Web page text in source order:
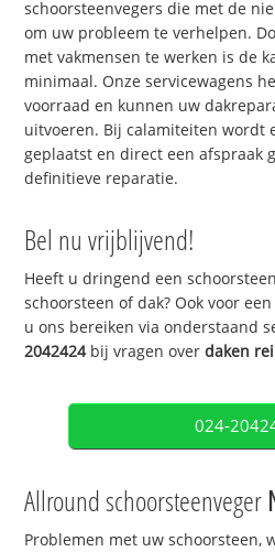
schoorsteenvegers die met de
om uw probleem te verhelpen.
met vakmensen te werken is de
minimaal. Onze servicewagens
voorraad en kunnen uw
uitvoeren. Bij calamiteiten wordt
geplaatst en direct een afspraak
definitieve reparatie.
Bel nu vrijblijvend!
Heeft u dringend een
schoorsteen of dak? Ook voor
u ons bereiken via onderstaand
2042424bij vragen overdaken
024-
Allround schoorsteenveger
Problemen met uw schoorsteen,